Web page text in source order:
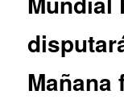
Mañana